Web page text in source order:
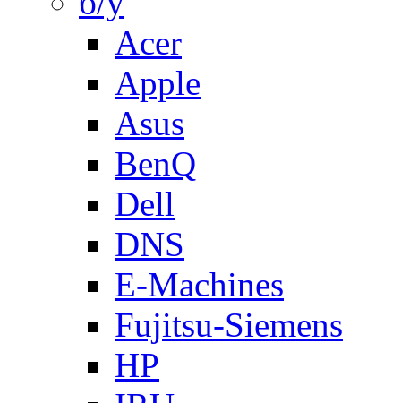
Acer
Apple
Asus
BenQ
Dell
DNS
E-Machines
Fujitsu-Siemens
HP